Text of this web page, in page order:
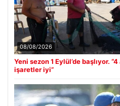
08/08/2026
Yeni sezon 1 Eylül’de başlıyor.
işaretler iyi”